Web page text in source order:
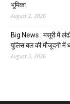
भूमिका
August 2, 2026
Big News : मसूरी में
पुलिस बल की मौजूदगी में
August 2, 2026